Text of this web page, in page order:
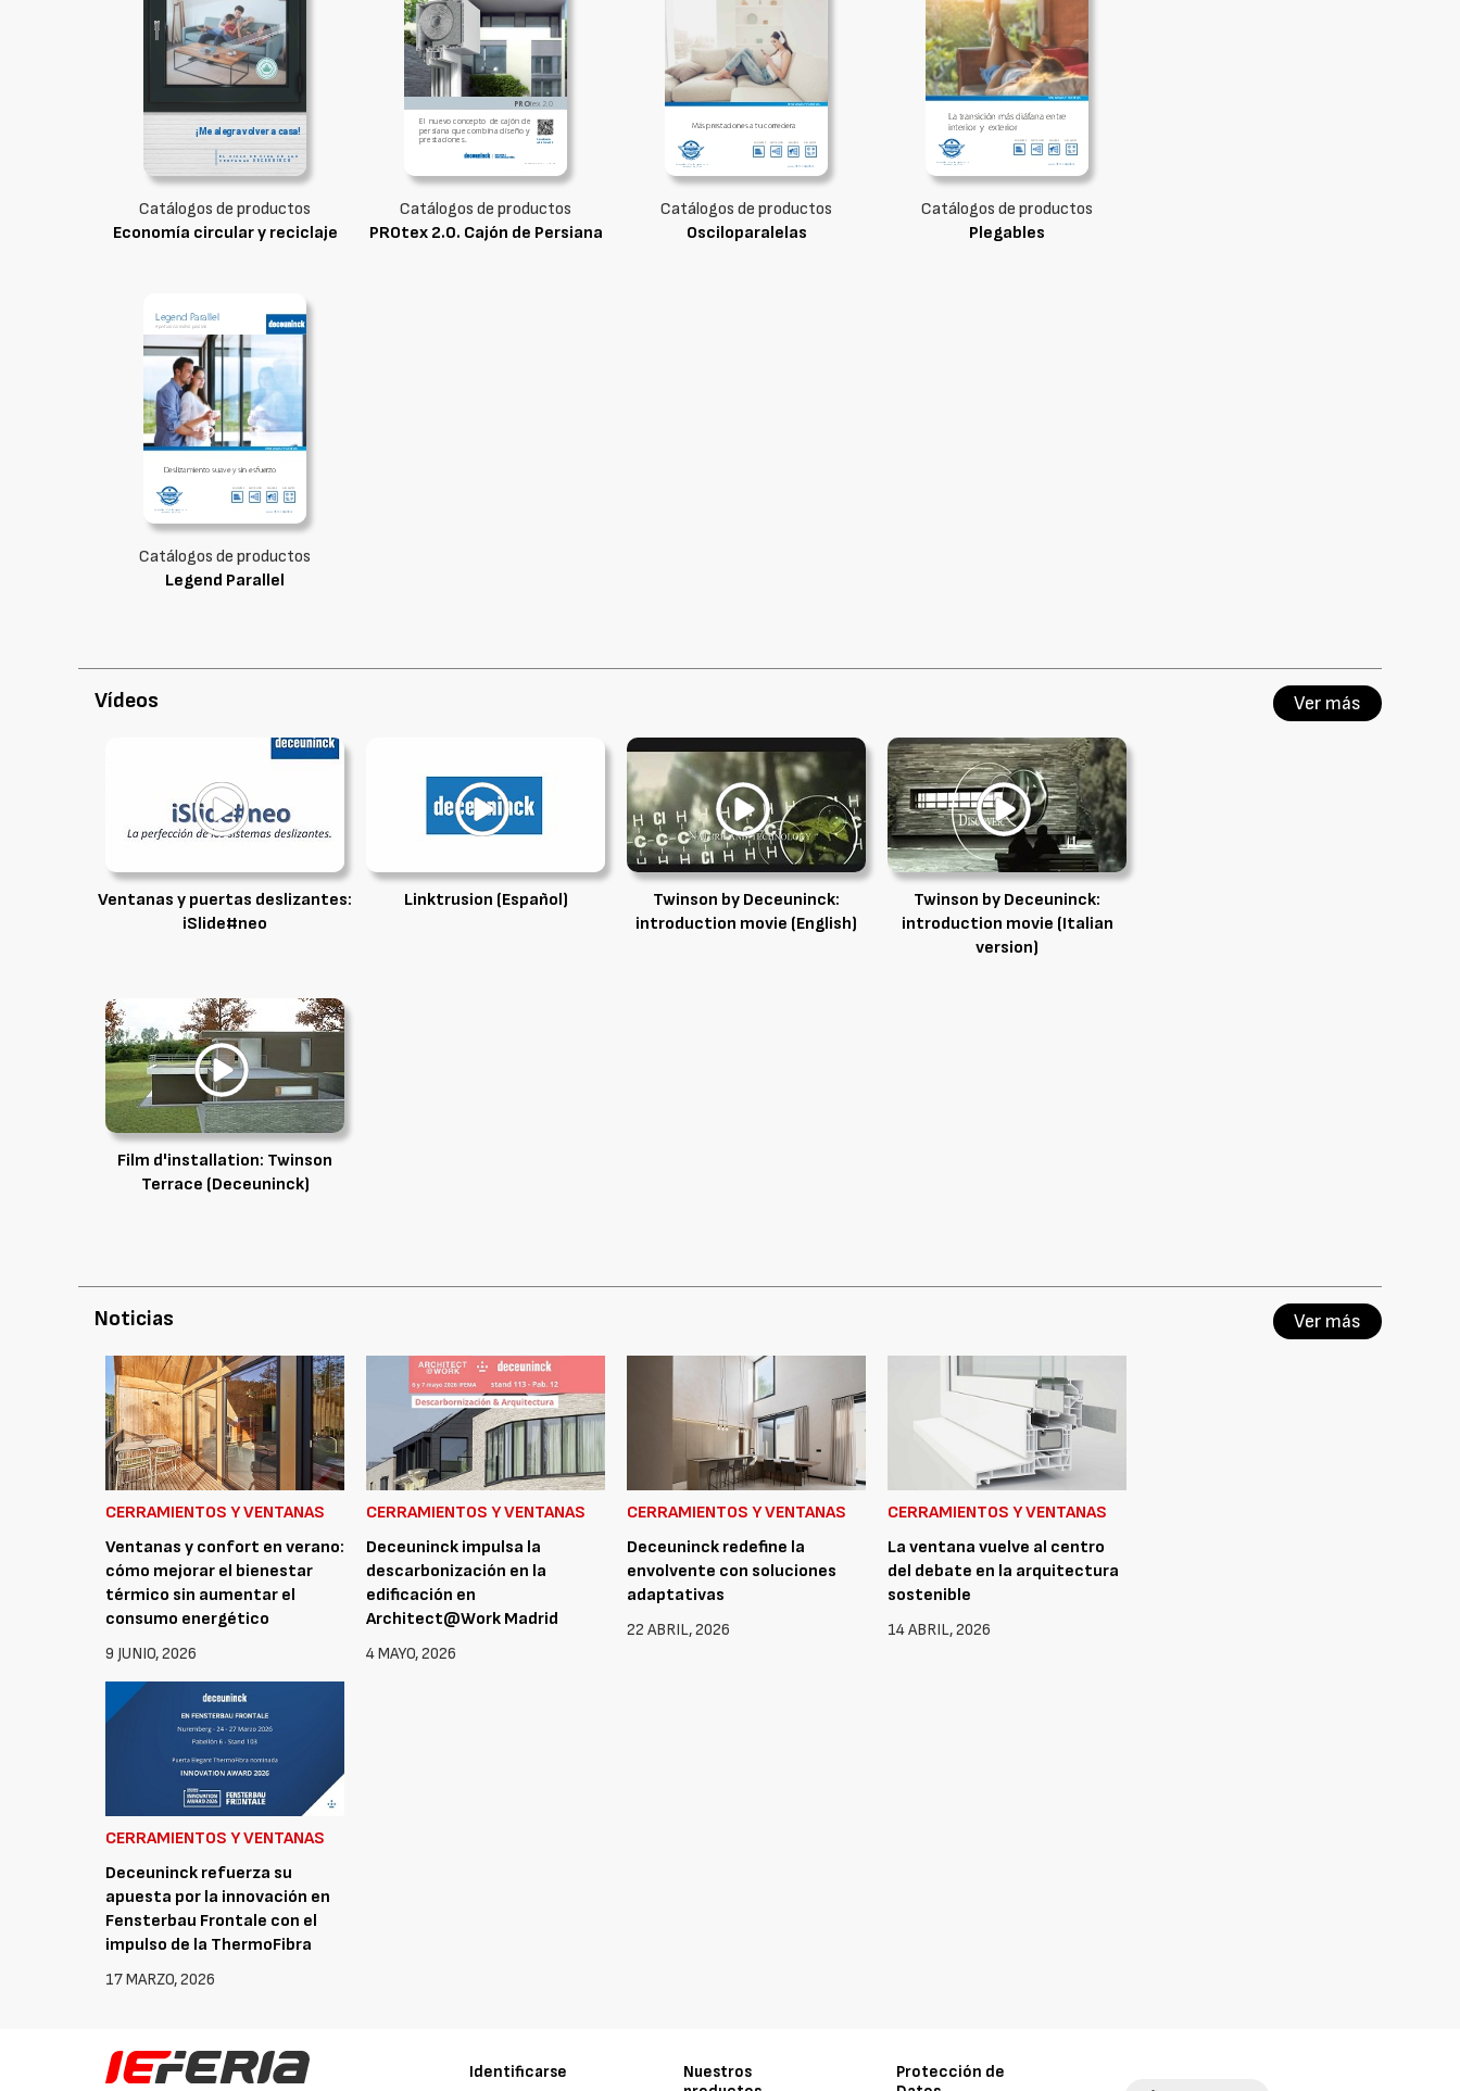
Catálogos de productos
Economía circular y reciclaje
Catálogos de productos
PROtex 2.0. Cajón de Persiana
Catálogos de productos
Osciloparalelas
Catálogos de productos
Plegables
Catálogos de productos
Legend Parallel
Vídeos Ver más
Ventanas y puertas deslizantes:
iSlide#neo
Linktrusion (Español)
Twinson by Deceuninck:
introduction movie (English)
Twinson by Deceuninck:
introduction movie (Italian
version)
Film d'installation: Twinson
Terrace (Deceuninck)
Noticias Ver más
CERRAMIENTOS Y VENTANAS
Ventanas y confort en verano:
cómo mejorar el bienestar
térmico sin aumentar el
consumo energético
9 JUNIO, 2026
CERRAMIENTOS Y VENTANAS
Deceuninck impulsa la
descarbonización en la
edificación en
Architect@Work Madrid
4 MAYO, 2026
CERRAMIENTOS Y VENTANAS
Deceuninck redefine la
envolvente con soluciones
adaptativas
22 ABRIL, 2026
CERRAMIENTOS Y VENTANAS
La ventana vuelve al centro
del debate en la arquitectura
sostenible
14 ABRIL, 2026
CERRAMIENTOS Y VENTANAS
Deceuninck refuerza su
apuesta por la innovación en
Fensterbau Frontale con el
impulso de la ThermoFibra
17 MARZO, 2026
Identificarse
Nuestros
Protección de